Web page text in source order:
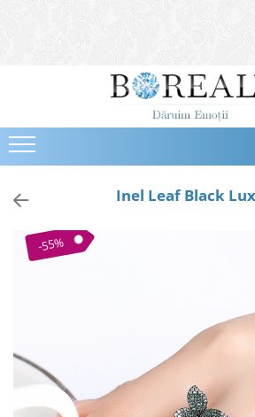
Bijuterii
Cercei
Bratari
Coliere
Brose
Tiare
Bijuterii Mirese
Selectii
Reduceri
Inel Leaf Black
-55%